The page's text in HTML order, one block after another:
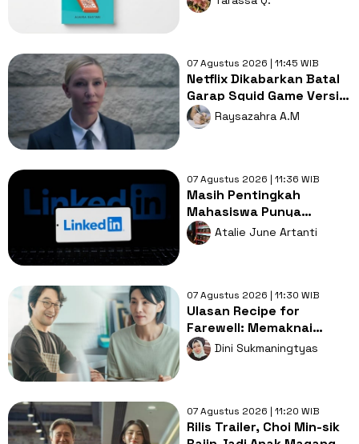
Realita Hidup
07 Agustus 2026 | 11:45 WIB
Netflix Dikabarkan Batal
Garap Squid Game Versi
Amerika, Apa Alasannya?
Raysazahra A.M
07 Agustus 2026 | 11:36 WIB
Masih Pentingkah
Mahasiswa Punya
LinkedIn di Era AI?
Atalie June Artanti
07 Agustus 2026 | 11:30 WIB
Ulasan Recipe for
Farewell: Memaknai
Perpisahan Lewat
Sepiring Masakan
Dini Sukmaningtyas
07 Agustus 2026 | 11:20 WIB
Rilis Trailer, Choi Min-sik